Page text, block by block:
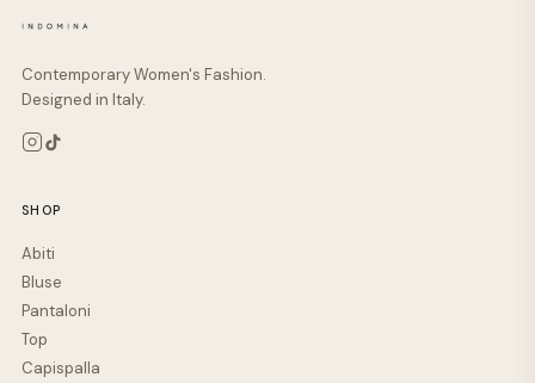
Contemporary Women's Fashion.
Designed in Italy.
SHOP
Abiti
Bluse
Pantaloni
Top
Capispalla